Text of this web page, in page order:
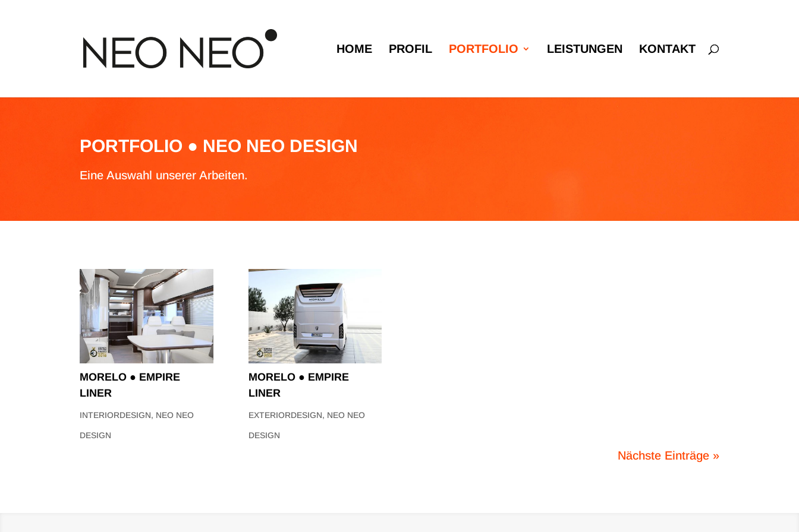
HOME PROFIL PORTFOLIO LEISTUNGEN KONTAKT
PORTFOLIO ● NEO NEO DESIGN
Eine Auswahl unserer Arbeiten.
MORELO ● EMPIRE
LINER
INTERIORDESIGN, NEO NEO
DESIGN
MORELO ● EMPIRE
LINER
EXTERIORDESIGN, NEO NEO
DESIGN
Nächste Einträge »